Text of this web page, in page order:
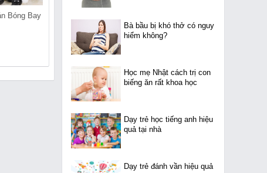
Bóng Bay
Tại Trúc Bạch
Tại Đông Ngạc
Bà bầu bị khó thở có nguy
hiểm không?
Học mẹ Nhật cách trị con
biếng ăn rất khoa học
Dạy trẻ học tiếng anh hiệu
quả tại nhà
Dạy trẻ đánh vần hiệu quả